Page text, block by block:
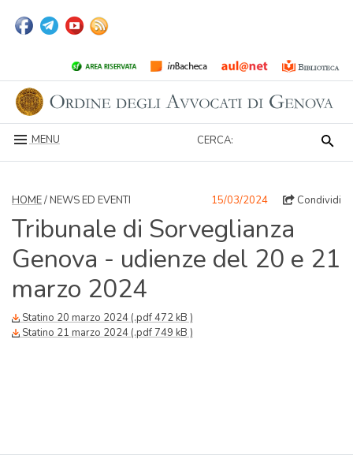
MENU CERCA:
HOME/ NEWS ED EVENTI 15/03/2024 Condividi
Tribunale di Sorveglianza
Genova - udienze del 20 e 21
marzo 2024
Statino 20 marzo 2024 (.pdf 472 kB )
Statino 21 marzo 2024 (.pdf 749 kB )